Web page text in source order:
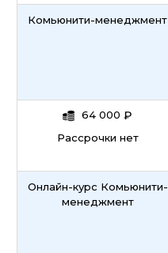
Комьюнити-менеджмент
64 000 ₽
Рассрочки нет
Онлайн-курс Комьюнити-
менеджмент